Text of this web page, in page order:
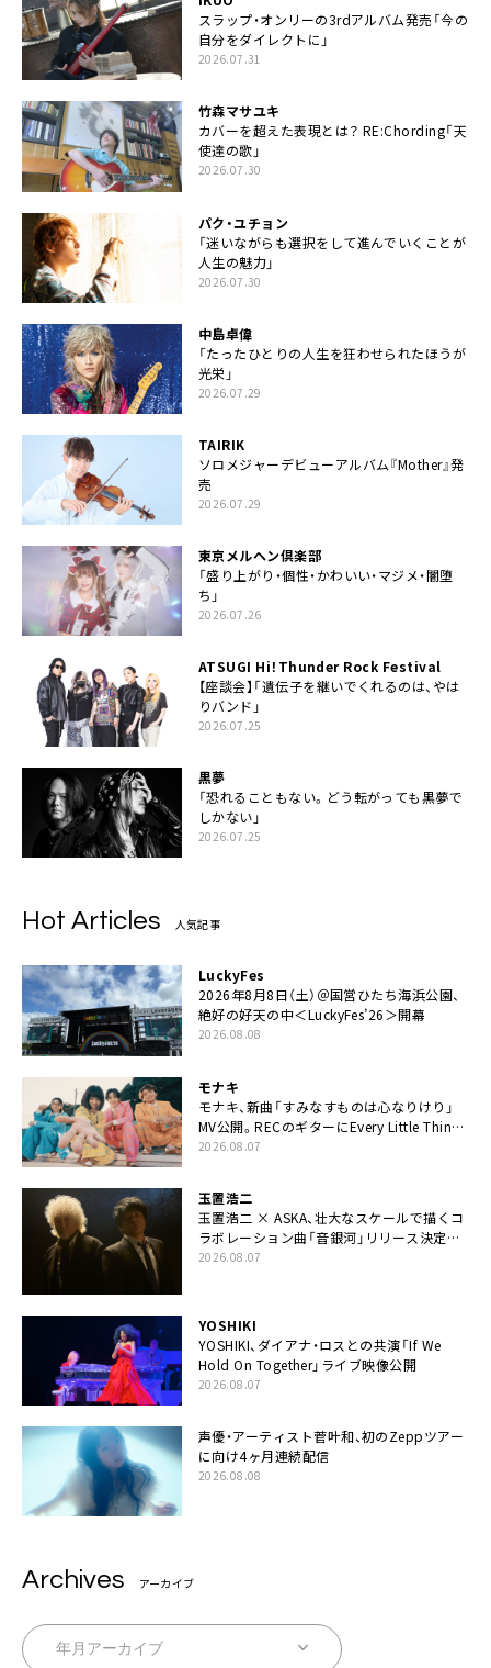
スラップ・オンリーの3rdアルバム発売「今の
自分をダイレクトに」
2026.07.31
竹森マサユキ
カバーを超えた表現とは？ RE:Chording「天
使達の歌」
2026.07.30
パク・ユチョン
「迷いながらも選択をして進んでいくことが
人生の魅力」
2026.07.30
中島卓偉
「たったひとりの人生を狂わせられたほうが
光栄」
2026.07.29
TAIRIK
ソロメジャーデビューアルバム『Mother』発
売
2026.07.29
東京メルヘン倶楽部
「盛り上がり・個性・かわいい・マジメ・闇堕
ち」
2026.07.26
ATSUGI Hi！Thunder Rock Festival
【座談会】「遺伝子を継いでくれるのは、やは
りバンド」
2026.07.25
黒夢
「恐れることもない。どう転がっても黒夢で
しかない」
2026.07.25
Hot Articles 人気記事
LuckyFes
2026年8月8日（土）＠国営ひたち海浜公園、
絶好の好天の中＜LuckyFes’26＞開幕
2026.08.08
モナキ
モナキ、新曲「すみなすものは心なりけり」
MV公開。RECのギターにEvery Little Thing・
伊藤一朗参加も
2026.08.07
玉置浩二
玉置浩二 × ASKA、壮大なスケールで描くコ
ラボレーション曲「音銀河」リリース決定。
カップリングには新曲「命の宿り」収録も
2026.08.07
YOSHIKI
YOSHIKI、ダイアナ・ロスとの共演「If We
Hold On Together」ライブ映像公開
2026.08.07
声優・アーティスト菅叶和、初のZeppツアー
に向け4ヶ月連続配信
2026.08.08
Archives アーカイブ